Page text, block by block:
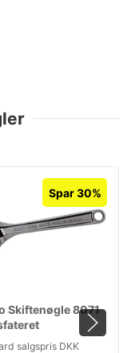
Spar 30%
Skiftenøgle 8071
salgspris DKK